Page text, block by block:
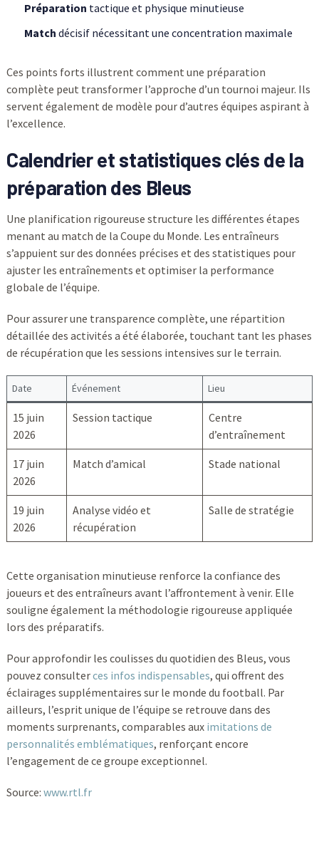
Préparation tactique et physique minutieuse
Match décisif nécessitant une concentration maximale
Ces points forts illustrent comment une préparation
complète peut transformer l’approche d’un tournoi majeur. Ils
servent également de modèle pour d’autres équipes aspirant à
l’excellence.
Calendrier et statistiques clés de la
préparation des Bleus
Une planification rigoureuse structure les différentes étapes
menant au match de la Coupe du Monde. Les entraîneurs
s’appuient sur des données précises et des statistiques pour
ajuster les entraînements et optimiser la performance
globale de l’équipe.
Pour assurer une transparence complète, une répartition
détaillée des activités a été élaborée, touchant tant les phases
de récupération que les sessions intensives sur le terrain.
Date Événement Lieu
15 juin
2026
Session tactique
Centre
d’entraînement
17 juin
2026
Match d’amical Stade national
19 juin
2026
Analyse vidéo et
récupération
Salle de stratégie
Cette organisation minutieuse renforce la confiance des
joueurs et des entraîneurs avant l’affrontement à venir. Elle
souligne également la méthodologie rigoureuse appliquée
lors des préparatifs.
Pour approfondir les coulisses du quotidien des Bleus, vous
pouvez consulterces infos indispensables, qui offrent des
éclairages supplémentaires sur le monde du football. Par
ailleurs, l’esprit unique de l’équipe se retrouve dans des
moments surprenants, comparables aux imitations de
personnalités emblématiques, renforçant encore
l’engagement de ce groupe exceptionnel.
Source: www.rtl.fr